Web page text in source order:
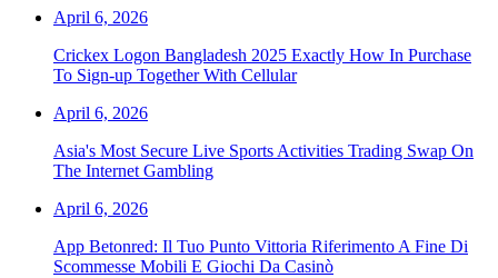
April 6, 2026
Crickex Logon Bangladesh 2025 Exactly How In Purchase
To Sign-up Together With Cellular
April 6, 2026
Asia's Most Secure Live Sports Activities Trading Swap On
The Internet Gambling
April 6, 2026
App Betonred: Il Tuo Punto Vittoria Riferimento A Fine Di
Scommesse Mobili E Giochi Da Casinò